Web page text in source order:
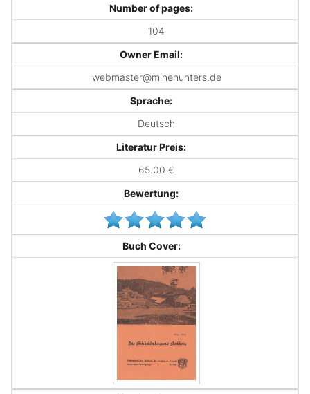
Number of pages:
104
Owner Email:
webmaster@minehunters.de
Sprache:
Deutsch
Literatur Preis:
65.00 €
Bewertung:
Buch Cover: